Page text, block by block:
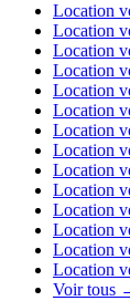
Location
Location
Location
Location
Location
Location
Location
Location
Location
Location
Location
Location
Location
Location
Voir tous